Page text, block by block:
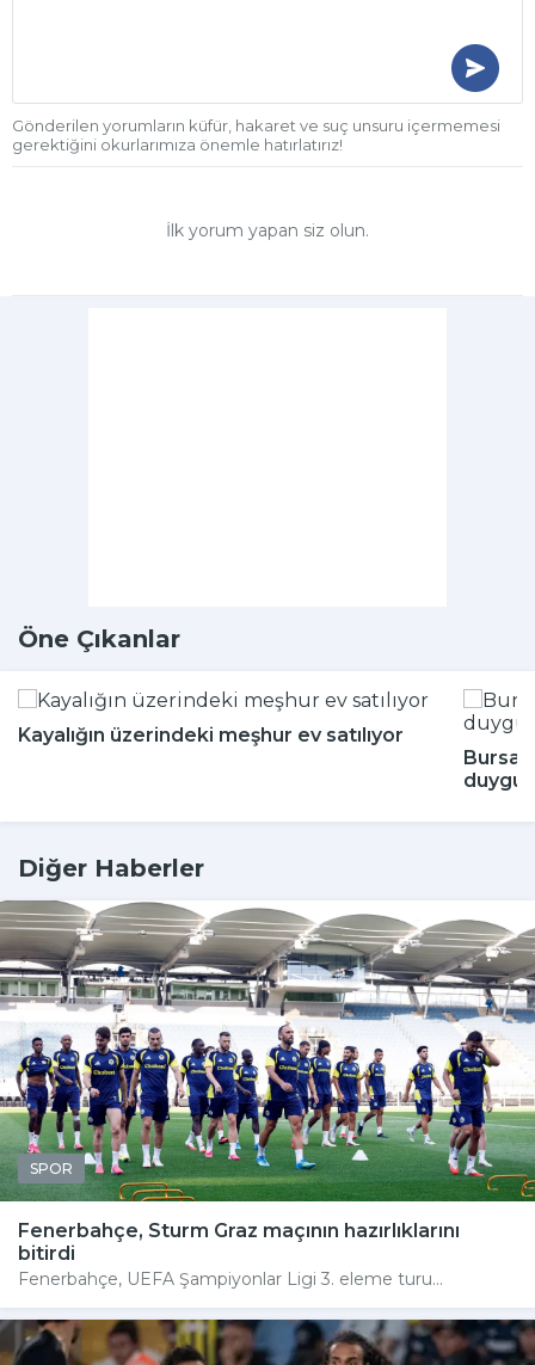
Gönderilen yorumların küfür, hakaret ve suç unsuru içermemesi
gerektiğini okurlarımıza önemle hatırlatırız!
İlk yorum yapan siz olun.
Öne Çıkanlar
Kayalığın üzerindeki meşhur ev satılıyor
Diğer Haberler
SPOR
Fenerbahçe, Sturm Graz maçının hazırlıklarını
bitirdi
Fenerbahçe, UEFA Şampiyonlar Ligi 3. eleme turu...